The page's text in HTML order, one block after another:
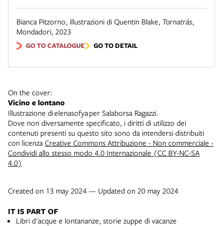
Bianca Pitzorno, illustrazioni di Quentin Blake, Tornatrás,
Mondadori, 2023
GO TO CATALOGUE GO TO DETAIL
On the cover:
Vicino e lontano
Illustrazione di elenasofya per Salaborsa Ragazzi.
Dove non diversamente specificato, i diritti di utilizzo dei
contenuti presenti su questo sito sono da intendersi distribuiti
con licenza Creative Commons Attribuzione - Non commerciale -
Condividi allo stesso modo 4.0 Internazionale (CC BY-NC-SA
4.0)
Created on 13 may 2024 — Updated on 20 may 2024
IT IS PART OF
Libri d'acque e lontananze, storie zuppe di vacanze